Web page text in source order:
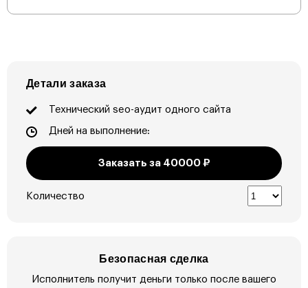
Детали заказа
Технический seo-аудит одного сайта
Дней на выполнение:
Заказать за 40000₽
Количество
Безопасная сделка
Исполнитель получит деньги только после вашего